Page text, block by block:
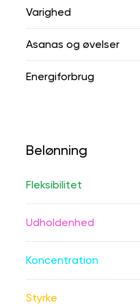
Varighed
Asanas og øvelser
Energiforbrug
Belønning
Fleksibilitet
Udholdenhed
Koncentration
Styrke